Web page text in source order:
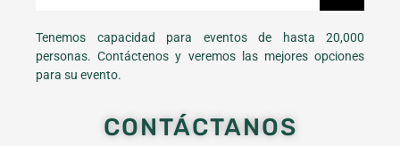
Tenemos capacidad para eventos de hasta 20,000
personas. Contáctenos y veremos las mejores opciones
para su evento.
CONTÁCTANOS